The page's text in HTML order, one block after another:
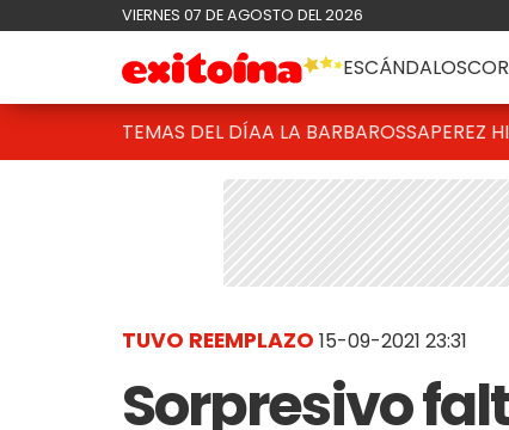
VIERNES 07 DE AGOSTO DEL 2026
ESCÁNDALOS
TEMAS DEL DÍAA LA BARBAROSSAPEREZ
TUVO REEMPLAZO 15-09-2021 23:31
Sorpresivo